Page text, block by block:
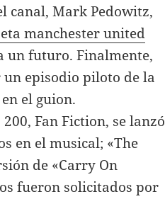
canal, Mark Pedowitz,
manchester united
un futuro. Finalmente,
episodio piloto de la
el guion.
Fan Fiction, se lanzó
en el musical; «The
de «Carry On
fueron solicitados por